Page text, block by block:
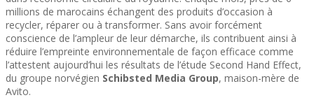
millions de marocains échangent des produits d’occasion à
recycler, réparer ou à transformer. Sans avoir forcément
conscience de l’ampleur de leur démarche, ils contribuent ainsi à
réduire l’empreinte environnementale de façon efficace comme
l’attestent aujourd’hui les résultats de l’étude Second Hand Effect,
du groupe norvégien Schibsted Media Group, maison-mère de
Avito.